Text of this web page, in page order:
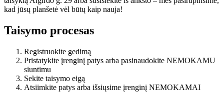
kad jūsų planšetė vėl būtų kaip nauja!
Taisymo procesas
Registruokite gedimą
Pristatykite įrenginį patys arba pasinaudokite NEMOKAMU
siuntimu
Sekite taisymo eigą
Atsiimkite patys arba išsiųsime įrenginį NEMOKAMAI